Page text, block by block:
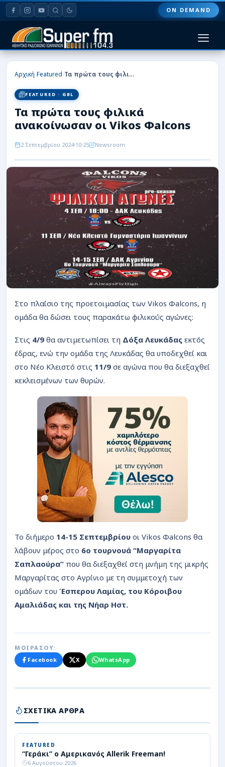
ON DEMAND
HOME
ΠΟΔΟΣΦΑΙΡΟ
ΕΙΔΗΣΕΙΣ
ΑΡΘΡΟΓΡΑΦΙΕΣ
Αρχική›Featured› Τα πρώτα τους φιλικά ανακοίνωσαν οι Vikos Φalcons
FEATURED · GBL
Τα πρώτα τους φιλικά
ανακοίνωσαν οι Vikos Φalcons
2 Σεπτεμβρίου 2024 10:25 Newsroom
Στο πλαίσιο της προετοιμασίας των Vikos Φalcons, η
ομάδα θα δώσει τους παρακάτω φιλικούς αγώνες:
Στις 4/9 θα αντιμετωπίσει τη Δόξα Λευκάδας εκτός
έδρας, ενώ την ομάδα της Λευκάδας θα υποδεχθεί και
στο Νέο Κλειστό στις 11/9 σε αγώνα που θα διεξαχθεί
κεκλεισμένων των θυρών.
Το διήμερο 14-15 Σεπτεμβρίου οι Vikos Φalcons θα
λάβουν μέρος στο 6ο τουρνουά “Μαργαρίτα
Σαπλαούρα” που θα διεξαχθεί στη μνήμη της μικρής
Μαργαρίτας στο Αγρίνιο με τη συμμετοχή των
ομάδων του Έσπερου Λαμίας, του Κόροιβου
Αμαλιάδας και της Νήαρ Ηστ.
ΜΟΙΡΑΣΟΥ:
Facebook
X WhatsApp
ΣΧΕΤΙΚΑ ΑΡΘΡΑ
FEATURED
“Γεράκι” ο Αμερικανός Allerik Freeman!
6 Αυγούστου 2026